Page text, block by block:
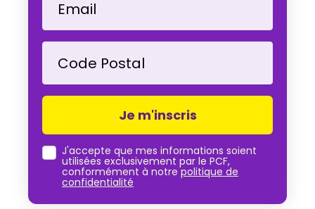
Email
Code Postal
J'accepte que mes informations soient
utilisées exclusivement par le PCF,
conformément à notrepolitique de
confidentialité